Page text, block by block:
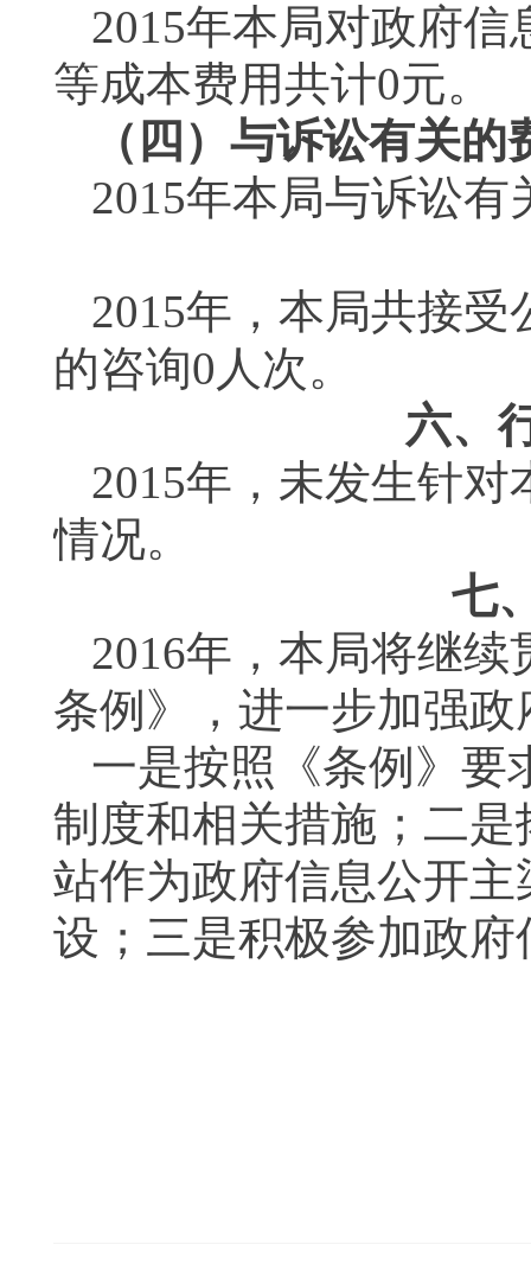
2015年本局对政府信
等成本费用共计0元。
（四）与诉讼有关的
2015年本局与诉讼有
2015年，本局共接受
的咨询0 人次。
六、
2015年，未发生针对
情况。
七
2016年，本局将继续
条例》，进一步加强
一是按照《条例》要
制度和相关措施；二
站作为政府信息公开
设；三是积极参加政